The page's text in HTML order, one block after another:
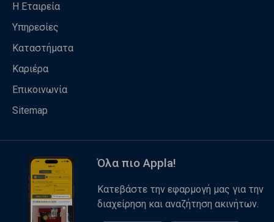
Η Εταιρεία
Υπηρεσίες
Καταστήματα
Καριέρα
Επικοινωνία
Sitemap
Όλα πιο Appla!
Κατεβάστε την εφαρμογή μας για την
διαχείρηση και αναζήτηση ακινήτων.